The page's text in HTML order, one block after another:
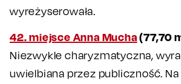
wyreżyserowała.
42. miejsce Anna Mucha(77,70
Niezwykle charyzmatyczna,
uwielbiana przez publiczność.